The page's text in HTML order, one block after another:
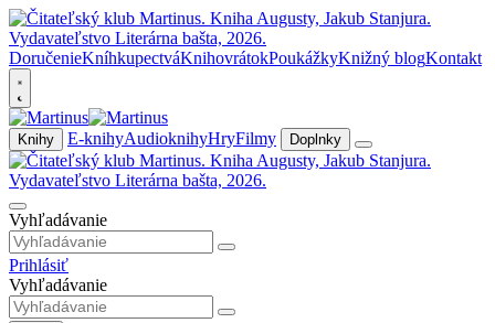
DoručenieKníhkupectváKnihovrátokPoukážkyKnižný blogKontakt
Knihy E-knihyAudioknihyHryFilmy Doplnky
Vyhľadávanie
Prihlásiť
Vyhľadávanie